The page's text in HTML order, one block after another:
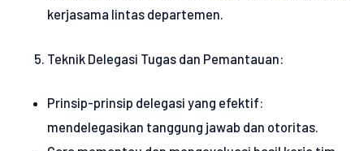
kerjasama lintas departemen.
Teknik Delegasi Tugas dan Pemantauan:
Prinsip-prinsip delegasi yang efektif:
mendelegasikan tanggung jawab dan otoritas.